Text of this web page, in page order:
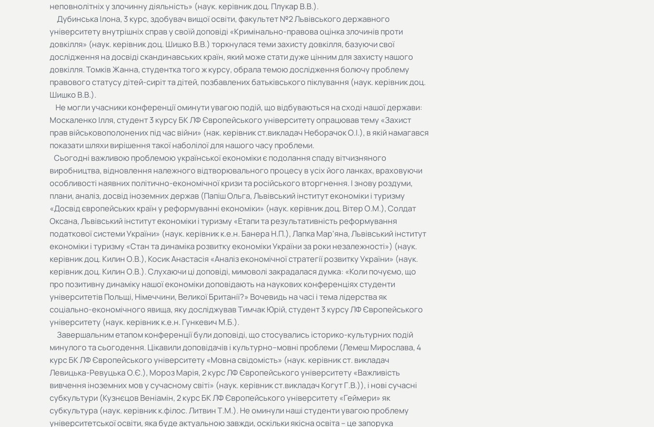
неповнолітніх у злочинну діяльність» (наук. керівник доц. Плукар В.В.).
Дубинська Ілона, 3 курс, здобувач вищої освіти, факультет №2 Львівського державного
університету внутрішніх справ у своїй доповіді «Кримінально-правова оцінка злочинів проти
довкілля» (наук. керівник доц. Шишко В.В.) торкнулася теми захисту довкілля, базуючи свої
дослідження на досвіді скандинавських країн, який може стати дуже цінним для захисту нашого
довкілля. Томків Жанна, студентка того ж курсу, обрала темою дослідження болючу проблему
правового статусу дітей-сиріт та дітей, позбавлених батьківського піклування (наук. керівник доц.
Шишко В.В.).
Не могли учасники конференції оминути увагою подій, що відбуваються на сході нашої держави:
Москаленко Ілля, студент 3 курсу БК ЛФ Європейського університету опрацював тему «Захист
прав військовополонених під час війни» (нак. керівник ст.викладач Неборачок О.І.), в якій намагався
показати шляхи вирішення такої наболілої для нашого часу проблеми.
Сьогодні важливою проблемою української економіки є подолання спаду вітчизняного
виробництва, відновлення належного відтворювального процесу в усіх його ланках, враховуючи
особливості наявних політично-економічної кризи та російського вторгнення. І знову роздуми,
плани, аналіз, досвід іноземних держав (Папіш Ольга, Львівський інститут економіки і туризму
«Досвід європейських країн у реформуванні економіки» (наук. керівник доц. Вітер О.М.), Солдат
Оксана, Львівський інститут економіки і туризму «Етапи та результативність реформування
податкової системи України» (наук. керівник к.е.н. Банера Н.П.), Лапка Мар’яна, Львівський інститут
економіки і туризму «Стан та динаміка розвитку економіки України за роки незалежності») (наук.
керівник доц. Килин О.В.), Косик Анастасія «Аналіз економічної стратегії розвитку України» (наук.
керівник доц. Килин О.В.). Слухаючи ці доповіді, мимоволі закрадалася думка: «Коли почуємо, що
про позитивну динаміку нашої економіки доповідають на наукових конференціях студенти
університетів Польщі, Німеччини, Великої Британії?» Вочевидь на часі і тема лідерства як
соціально-економічного явища, яку досліджував Тимчак Юрій, студент 3 курсу ЛФ Європейського
університету (наук. керівник к.е.н. Гункевич М.Б.).
Завершальним етапом конференції були доповіді, що стосувались історико-культурних подій
минулого та сьогодення. Цікавили доповідачів і культурно–мовні проблеми (Лемеш Мирослава, 4
курс БК ЛФ Європейського університету «Мовна свідомість» (наук. керівник ст. викладач
Левицька-Ревуцька О.Є.), Мороз Марія, 2 курс ЛФ Європейського університету «Важливість
вивчення іноземних мов у сучасному світі» (наук. керівник ст.викладач Когут Г.В.)), і нові сучасні
субкультури (Кузнєцов Веніамін, 2 курс БК ЛФ Європейського університету «Геймери» як
субкультура (наук. керівник к.філос. Литвин Т.М.). Не оминули наші студенти увагою проблему
університетської освіти, яка буде актуальною завжди, оскільки якісна освіта – це запорука